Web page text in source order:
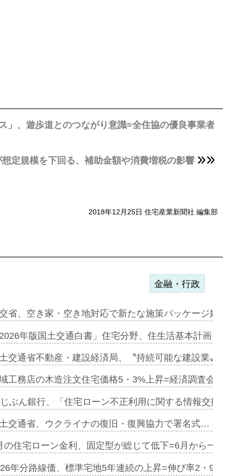
」、遊歩道とのつながり意識=全住協の優良事業者
定規模を下回る、補助金額や消費増税の影響
2018年12月25日 住宅産業新聞社 編集部
サー契約…
起用…
ミーレキ…
も城南エ…
合型の賃…
ンカフェ…
協業=お互…
コリビング…
金融・行政
省、空き家・空き地対応で新たな施策パッケージ始
年版国土交通白書」住宅分野、住生活基本計画を
交通省不動産・建設経済局、〝持続可能な建設業〟
工務店の木造注文住宅価格5・3%上昇=経済調査会
ぶん銀行、「住宅ローン不正利用に関する情報交換
交通省、ウクライナの復旧・復興協力で署名式…
の住宅ローン金利、固定型が総じて低下=6月から一
年分路線価、標準宅地5年連続の上昇=伸び率2・